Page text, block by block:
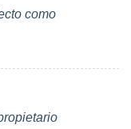
como